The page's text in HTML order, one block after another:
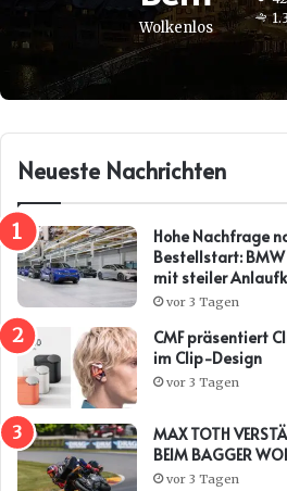
Wolkenlos
Neueste Nachrichten
Hohe Nachfrage
Bestellstart:
mit steiler
des BMW i3*
vor 3 Tagen
CMF präsentiert
im Clip-Design
vor 3 Tagen
MAX TOTH
BEIM BAGGER
vor 3 Tagen